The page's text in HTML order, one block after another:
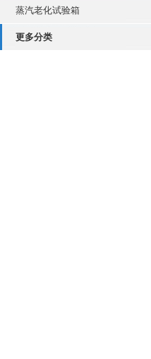
蒸汽老化试验箱
更多分类